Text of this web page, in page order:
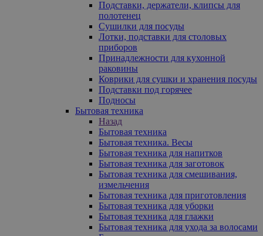
Подставки, держатели, клипсы для
полотенец
Сушилки для посуды
Лотки, подставки для столовых
приборов
Принадлежности для кухонной
раковины
Коврики для сушки и хранения посуды
Подставки под горячее
Подносы
Бытовая техника
Назад
Бытовая техника
Бытовая техника. Весы
Бытовая техника для напитков
Бытовая техника для заготовок
Бытовая техника для смешивания,
измельчения
Бытовая техника для приготовления
Бытовая техника для уборки
Бытовая техника для глажки
Бытовая техника для ухода за волосами